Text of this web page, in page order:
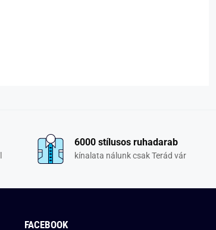
6000 stílusos ruhadarab
kínalata nálunk csak Terád vár
FACEBOOK